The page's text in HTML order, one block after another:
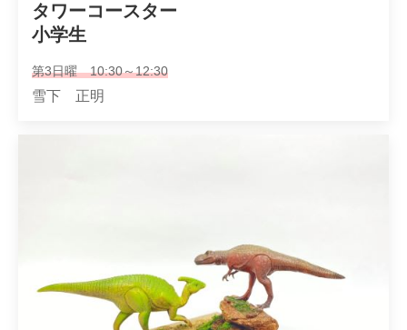
タワーコースター
小学生
第3日曜 10:30～12:30
雪下 正明